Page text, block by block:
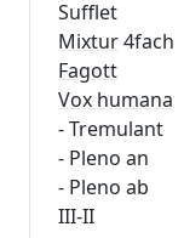
Sufflet
Mixtur4fach
Fagott
Vox humana
- Tremulant
- Pleno an
- Pleno ab
III-II